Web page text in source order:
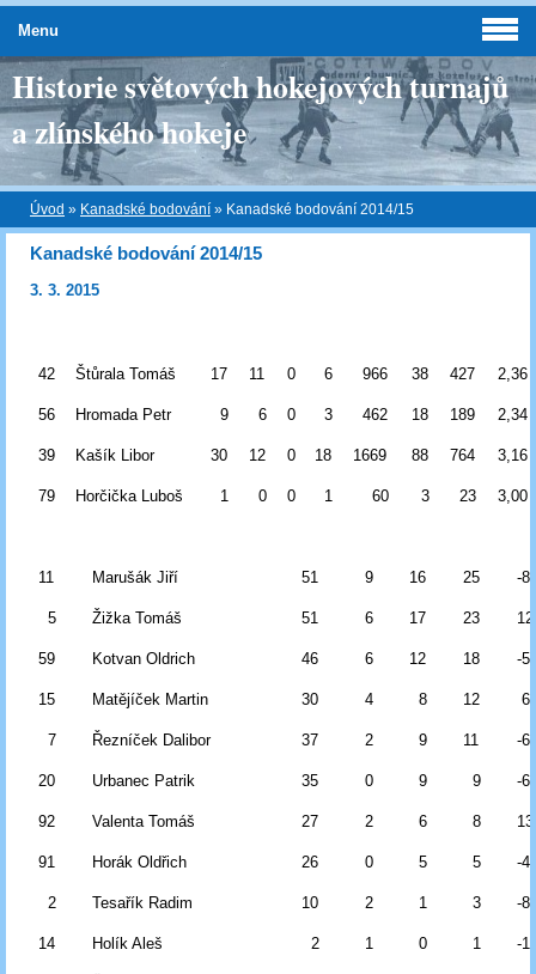
Historie světových hokejových turnajů
a zlínského hokeje
Úvod » Kanadské bodování » Kanadské bodování 2014/15
Kanadské bodování 2014/15
3. 3. 2015
42 Štůrala Tomáš 17 11 0 6 966 38 427 2,36
56 Hromada Petr 9 6 0 3 462 18 189 2,34
39 Kašík Libor 30 12 0 18 1669 88 764 3,16
79 Horčička Luboš 1 0 0 1 60 3 23 3,00
11 Marušák Jiří 51 9 16 25 -8
5 Žižka Tomáš 51 6 17 23 12
59 Kotvan Oldrich 46 6 12 18 -5
15 Matějíček Martin 30 4 8 12 6
7 Řezníček Dalibor 37 2 9 11 -6
20 Urbanec Patrik 35 0 9 9 -6
92 Valenta Tomáš 27 2 6 8 13
91 Horák Oldřich 26 0 5 5 -4
2 Tesařík Radim 10 2 1 3 -8
14 Holík Aleš 2 1 0 1 -1
Menu